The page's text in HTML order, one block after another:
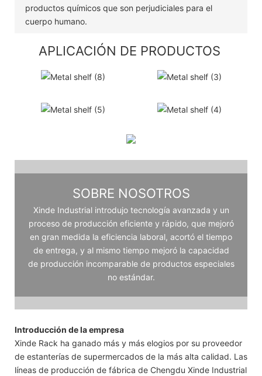
productos químicos que son perjudiciales para el
cuerpo humano.
APLICACIÓN DE PRODUCTOS
SOBRE NOSOTROS
Xinde Industrial introdujo tecnología avanzada y un
proceso de producción eficiente y rápido, que mejoró
en gran medida la eficiencia laboral, acortó el tiempo
de entrega, y al mismo tiempo mejoró la capacidad
de producción incomparable de productos especiales
no estándar.
Introducción de la empresa
Xinde Rack ha ganado más y más elogios por su proveedor
de estanterías de supermercados de la más alta calidad. Las
líneas de producción de fábrica de Chengdu Xinde Industrial